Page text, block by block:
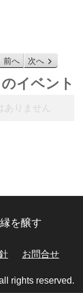
前へ 次へ
イベント
りません
を醸す
お問合せ
rights reserved.